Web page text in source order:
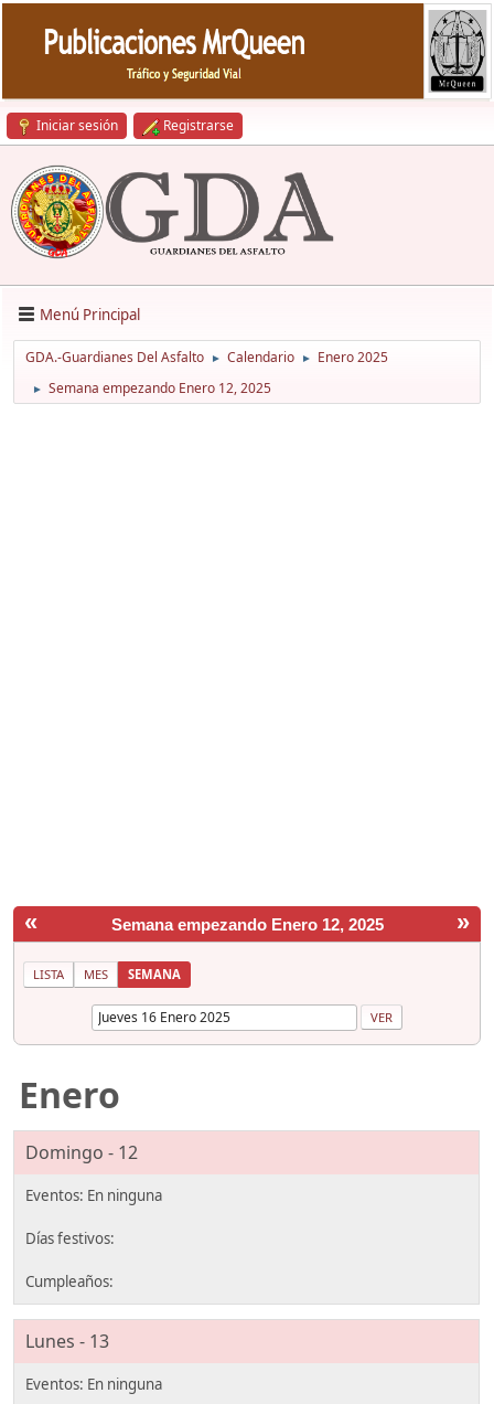
Iniciar sesión Registrarse
Menú Principal
GDA.-Guardianes Del Asfalto ► Calendario ► Enero 2025
► Semana empezando Enero 12, 2025
« »
Semana empezando Enero 12, 2025
LISTA MES SEMANA
Enero
Domingo - 12
Lunes - 13